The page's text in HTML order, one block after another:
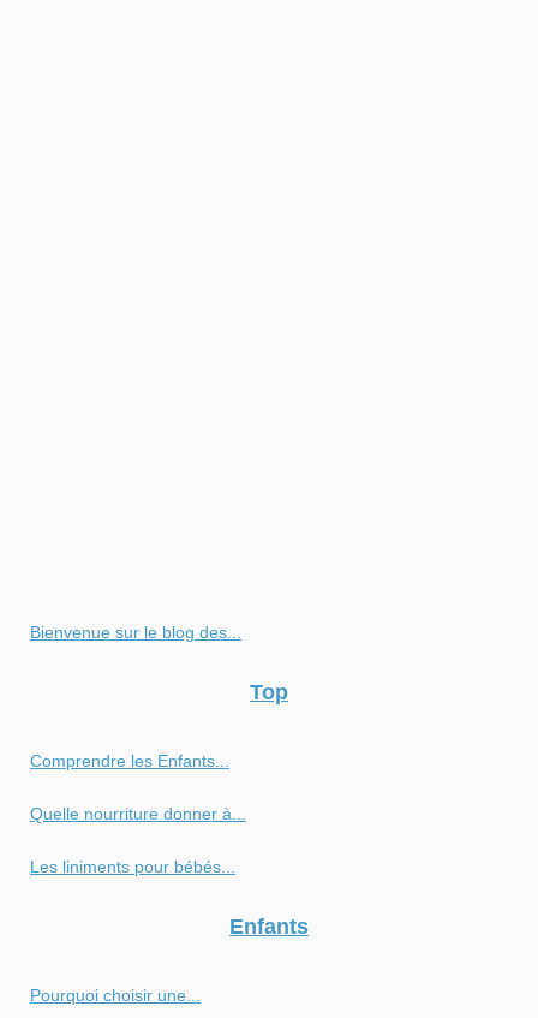
Bienvenue sur le blog des...
Top
Comprendre les Enfants...
Quelle nourriture donner à...
Les liniments pour bébés...
Enfants
Pourquoi choisir une...